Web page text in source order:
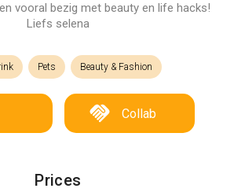
vooral bezig met beauty en life hacks!
Liefs selena
Pets Beauty & Fashion
Collab
Prices